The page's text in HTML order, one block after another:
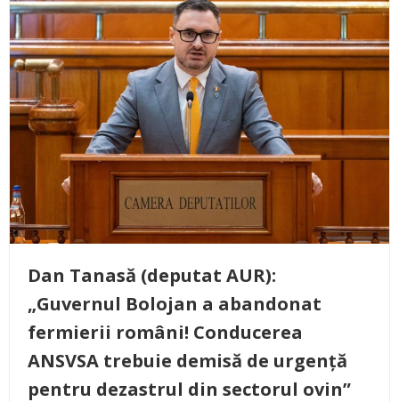
Dan Tanasă (deputat AUR):
„Guvernul Bolojan a abandonat
fermierii români! Conducerea
ANSVSA trebuie demisă de urgență
pentru dezastrul din sectorul ovin”